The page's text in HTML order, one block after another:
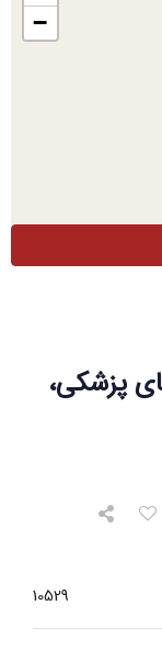
پزشکی،
10529
−